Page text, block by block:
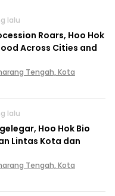
lalu
Roars, Hoo Hok
Across Cities and
Tengah, Kota
lalu
Hoo Hok Bio
Lintas Kota dan
Tengah, Kota